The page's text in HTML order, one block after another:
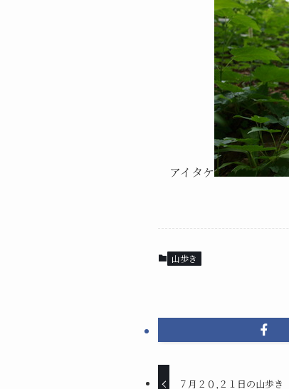
アイタケ
山歩き
７月２０,２１日の山歩き